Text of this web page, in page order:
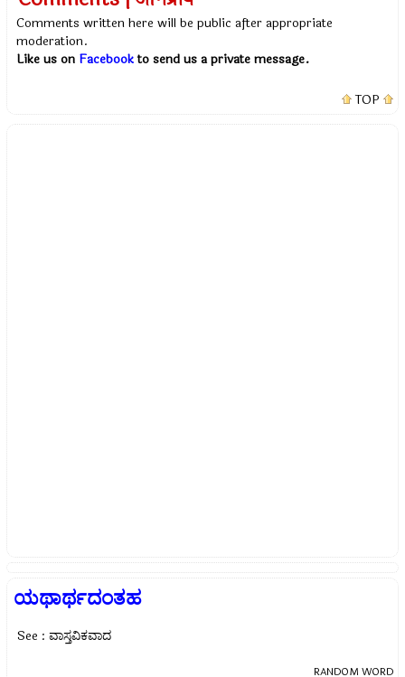
Comments written here will be public after appropriate
moderation.
Like us on Facebookto send us a private message.
TOP
ಯಥಾರ್ಥದಂತಹ
See : ವಾಸ್ತವಿಕವಾದ
RANDOM WORD